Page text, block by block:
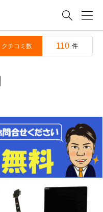

クチコミ数 110 件